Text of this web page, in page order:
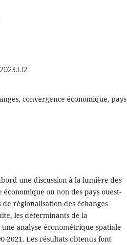
convergence économique, pays
une discussion à la lumière des
ou non des pays ouest-
régionalisation des échanges
les déterminants de la
analyse économétrique spatiale
2021. Les résultats obtenus font